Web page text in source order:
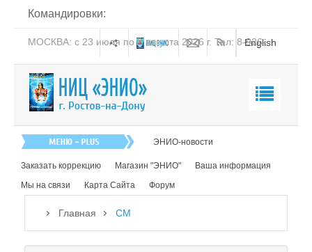
Командировки:
МОСКВА: с 23 июля по 8 августа 2026 г. Тел: 8-926-
English
Книга
ЭНИО-новости
Заказать коррекцию Магазин "ЭНИО"
Ваша информация
Мы на связи
Карта Сайта Форум
Главная СМ